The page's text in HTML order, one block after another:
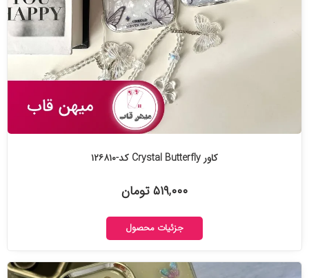
کاور Crystal Butterfly کد-۱۲۶۸۱۰
۵۱۹,۰۰۰ تومان
جزئیات محصول